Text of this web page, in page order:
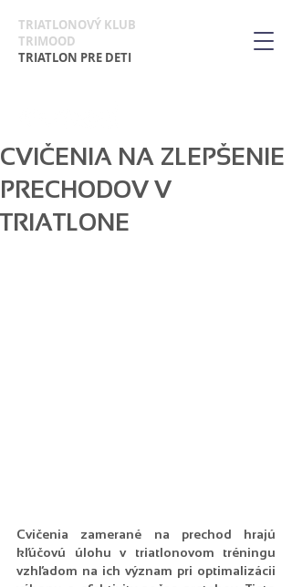
TRIATLONOVÝ KLUB
TRIMOOD
TRIATLON PRE DETI
CVIČENIA NA ZLEPŠENIE
PRECHODOV V
TRIATLONE
Cvičenia zamerané na prechod hrajú
kľúčovú úlohu v triatlonovom tréningu
vzhľadom na ich význam pri optimalizácii